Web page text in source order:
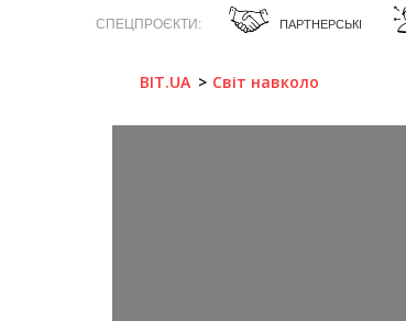
СПЕЦПРОЄКТИ ПАРТНЕРСЬКІ
BIT.UA Світ навколо